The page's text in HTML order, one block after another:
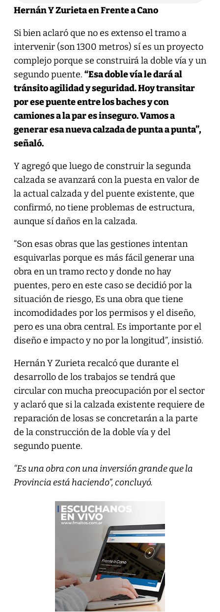
Hernán Y Zurieta en Frente a Cano
Si bien aclaró que no es extenso el tramo a
intervenir (son 1300 metros) sí es un proyecto
complejo porque se construirá la doble vía y un
segundo puente. “Esa doble vía le dará al
tránsito agilidad y seguridad. Hoy transitar
por ese puente entre los baches y con
camiones a la par es inseguro. Vamos a
generar esa nueva calzada de punta a punta”,
señaló.
Y agregó que luego de construir la segunda
calzada se avanzará con la puesta en valor de
la actual calzada y del puente existente, que
confirmó, no tiene problemas de estructura,
aunque sí daños en la calzada.
“Son esas obras que las gestiones intentan
esquivarlas porque es más fácil generar una
obra en un tramo recto y donde no hay
puentes, pero en este caso se decidió por la
situación de riesgo, Es una obra que tiene
incomodidades por los permisos y el diseño,
pero es una obra central. Es importante por el
diseño e impacto y no por la longitud”, insistió.
Hernán Y Zurieta recalcó que durante el
desarrollo de los trabajos se tendrá que
circular con mucha preocupación por el sector
y aclaró que si la calzada existente requiere de
reparación de losas se concretarán a la parte
de la construcción de la doble vía y del
segundo puente.
“Es una obra con una inversión grande que la
Provincia está haciendo”, concluyó.